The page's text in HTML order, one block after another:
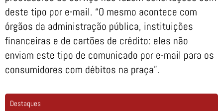
deste tipo por e-mail. “O mesmo acontece com
órgãos da administração pública, instituições
financeiras e de cartões de crédito: eles não
enviam este tipo de comunicado por e-mail para os
consumidores com débitos na praça”.
Destaques